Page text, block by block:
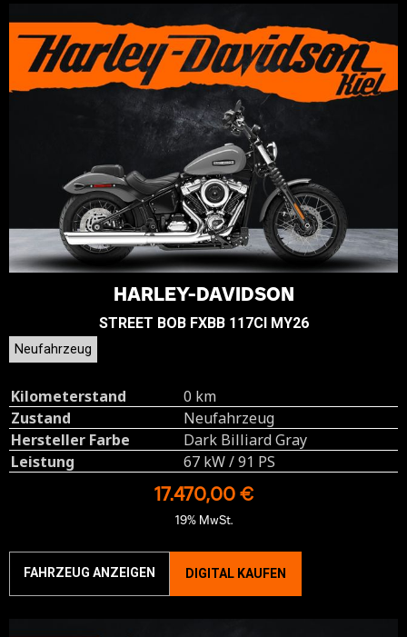
HARLEY-DAVIDSON
STREET BOB FXBB 117CI MY26
Neufahrzeug
Kilometerstand
0 km
Zustand
Neufahrzeug
Hersteller Farbe
Dark Billiard Gray
Leistung
67 kW / 91 PS
17.470,00 €
19% MwSt.
FAHRZEUG ANZEIGEN DIGITAL KAUFEN